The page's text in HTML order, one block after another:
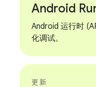
Android
Android 运行时
化调试。
更新